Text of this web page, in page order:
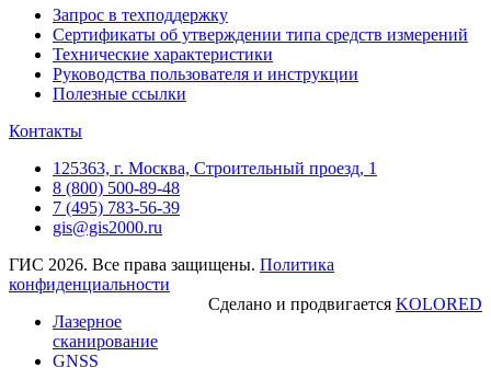
Запрос в техподдержку
Сертификаты об утверждении типа средств измерений
Технические характеристики
Руководства пользователя и инструкции
Полезные ссылки
Контакты
125363, г. Москва, Строительный проезд, 1
8 (800) 500-89-48
7 (495) 783-56-39
gis@gis2000.ru
ГИС 2026. Все права защищены. Политика
конфиденциальности
Сделано и продвигается KOLORED
Лазерное
сканирование
GNSS